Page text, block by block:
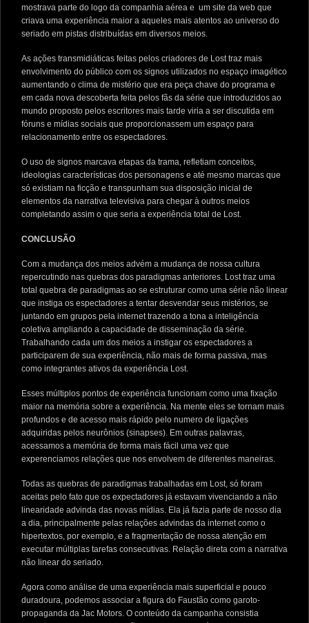
mostrava parte do logo da companhia aérea e um site da web que
criava uma experiência maior a aqueles mais atentos ao universo do
seriado em pistas distribuídas em diversos meios.
As ações transmidiáticas feitas pelos criadores de Lost traz mais
envolvimento do público com os signos utilizados no espaço imagético
aumentando o clima de mistério que era peça chave do programa e
em cada nova descoberta feita pelos fãs da série que introduzidos ao
mundo proposto pelos escritores mais tarde viria a ser discutida em
fóruns e mídias sociais que proporcionassem um espaço para
relacionamento entre os espectadores.
O uso de signos marcava etapas da trama, refletiam conceitos,
ideologias características dos personagens e até mesmo marcas que
só existiam na ficção e transpunham sua disposição inicial de
elementos da narrativa televisiva para chegar à outros meios
completando assim o que seria a experiência total de Lost.
CONCLUSÃO
Com a mudança dos meios advém a mudança de nossa cultura
repercutindo nas quebras dos paradigmas anteriores. Lost traz uma
total quebra de paradigmas ao se estruturar como uma série não linear
que instiga os espectadores a tentar desvendar seus mistérios, se
juntando em grupos pela internet trazendo a tona a inteligência
coletiva ampliando a capacidade de disseminação da série.
Trabalhando cada um dos meios a instigar os espectadores a
participarem de sua experiência, não mais de forma passiva, mas
como integrantes ativos da experiência Lost.
Esses múltiplos pontos de experiência funcionam como uma fixação
maior na memória sobre a experiência. Na mente eles se tornam mais
profundos e de acesso mais rápido pelo numero de ligações
adquiridas pelos neurônios (sinapses). Em outras palavras,
acessamos a memória de forma mais fácil uma vez que
experenciamos relações que nos envolvem de diferentes maneiras.
Todas as quebras de paradigmas trabalhadas em Lost, só foram
aceitas pelo fato que os expectadores já estavam vivenciando a não
linearidade advinda das novas mídias. Ela já fazia parte de nosso dia
a dia, principalmente pelas relações advindas da internet como o
hipertextos, por exemplo, e a fragmentação de nossa atenção em
executar múltiplas tarefas consecutivas. Relação direta com a narrativa
não linear do seriado.
Agora como análise de uma experiência mais superficial e pouco
duradoura, podemos associar a figura do Faustão como garoto-
propaganda da Jac Motors. O conteúdo da campanha consistia